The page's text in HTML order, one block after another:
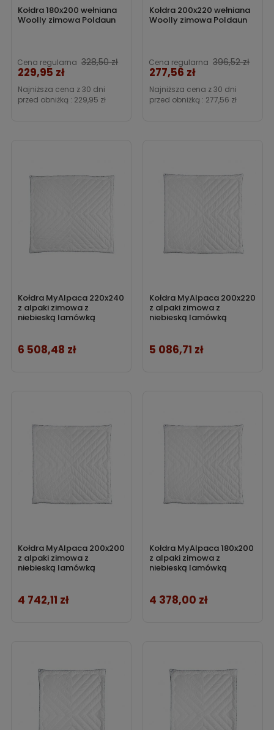
Kołdra 180x200 wełniana
Woolly zimowa Poldaun
Cena regularna 328,50 zł
Cena
229,95 zł
Najniższa cena z 30 dni
przed obniżką : 229,95 zł
Kołdra 200x220 wełniana
Woolly zimowa Poldaun
Cena regularna 396,52 zł
Cena
277,56 zł
Najniższa cena z 30 dni
przed obniżką : 277,56 zł
Kołdra MyAlpaca 220x240
z alpaki zimowa z
niebieską lamówką
Cena
6 508,48 zł
Kołdra MyAlpaca 200x220
z alpaki zimowa z
niebieską lamówką
Cena
5 086,71 zł
Kołdra MyAlpaca 200x200
z alpaki zimowa z
niebieską lamówką
Cena
4 742,11 zł
Kołdra MyAlpaca 180x200
z alpaki zimowa z
niebieską lamówką
Cena
4 378,00 zł